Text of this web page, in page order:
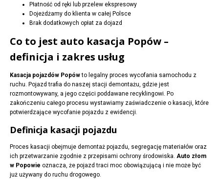
Płatność od ręki lub przelew ekspresowy
Dojeżdżamy do klienta w całej Polsce
Brak dodatkowych opłat za dojazd
Co to jest auto kasacja Popów –
definicja i zakres usług
Kasacja pojazdów Popówto legalny proces wycofania samochodu z
ruchu. Pojazd trafia do naszej stacji demontażu, gdzie jest
rozmontowywany, a jego części poddawane recyklingowi. Po
zakończeniu całego procesu wystawiamy zaświadczenie o kasacji, które
potwierdzające wycofanie pojazdu z ewidencji.
Definicja kasacji pojazdu
Proces kasacji obejmuje demontaż pojazdu, segregację materiałów oraz
ich przetwarzanie zgodnie z przepisami ochrony środowiska. Auto złom
w Popowie oznacza, że pojazd traci moc obowiązującą i nie może być
już używany do ruchu drogowego.